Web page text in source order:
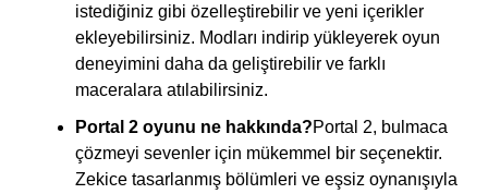
istediğiniz gibi özelleştirebilir ve yeni içerikler
ekleyebilirsiniz. Modları indirip yükleyerek oyun
deneyimini daha da geliştirebilir ve farklı
maceralara atılabilirsiniz.
Portal 2 oyunu ne hakkında?Portal 2, bulmaca
çözmeyi sevenler için mükemmel bir seçenektir.
Zekice tasarlanmış bölümleri ve eşsiz oynanışıyla